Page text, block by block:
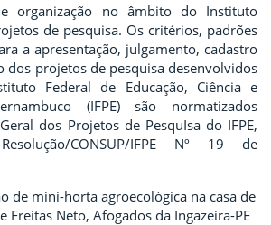
organização no âmbito do Instituto
de pesquisa. Os critérios, padrões
a apresentação, julgamento, cadastro
dos projetos de pesquisa desenvolvidos
Federal de Educação, Ciência e
(IFPE) são normatizados
dos Projetos de PesquIsa do IFPE,
CONSUP/IFPE Nº 19 de
de mini-horta agroecológica na casa de
Freitas Neto, Afogados da Ingazeira-PE